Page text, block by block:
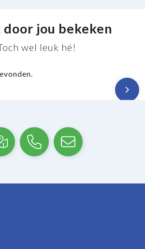
door jou bekeken
wel leuk hé!